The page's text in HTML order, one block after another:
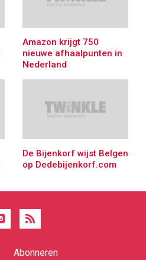
Amazon krijgt 750
nieuwe afhaalpunten in
Nederland
De Bijenkorf wijst Belgen
op Dedebijenkorf.com
Abonneren